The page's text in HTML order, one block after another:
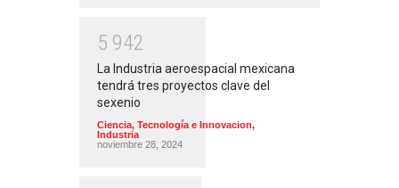
5 942
La Industria aeroespacial mexicana
tendrá tres proyectos clave del
sexenio
Ciencia, Tecnología e Innovacion,
Industria
noviembre 28, 2024